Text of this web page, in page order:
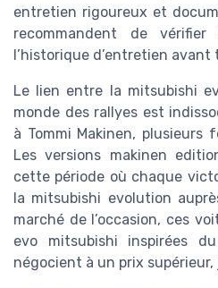
entretien rigoureux et
recommandent de
l’historique d’entretien avant
Le lien entre la mitsubishi
monde des rallyes est
à Tommi Makinen, plusieurs
Les versions makinen
cette période où chaque
la mitsubishi evolution
marché de l’occasion, ces
evo mitsubishi inspirées
négocient à un prix